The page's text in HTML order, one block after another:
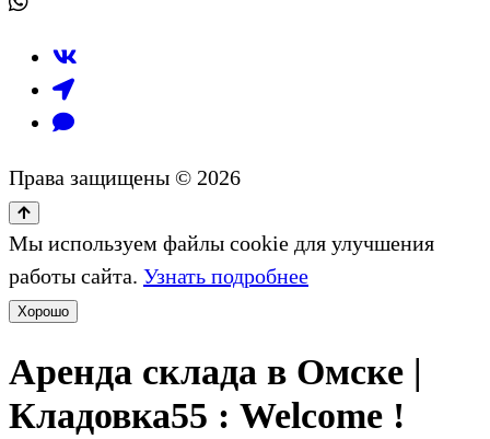
Права защищены © 2026
Мы используем файлы cookie для улучшения
работы сайта. Узнать подробнее
Хорошо
Аренда склада в Омске |
Кладовка55 : Welcome !